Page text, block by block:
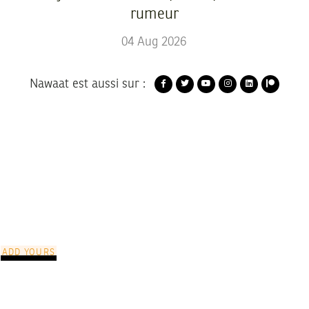
rumeur
04 Aug 2026
Nawaat est aussi sur :
ADD YOURS